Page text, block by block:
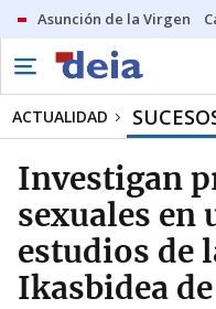
Asunción de la Virgen
ACTUALIDAD
Investigan
sexuales en
estudios de
Ikasbidea